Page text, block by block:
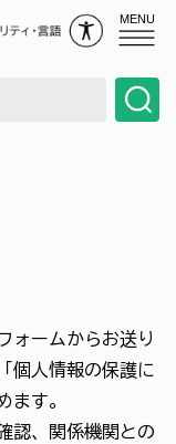
MENU
ォームからお送り
個人情報の保護に
ます。
認、関係機関との